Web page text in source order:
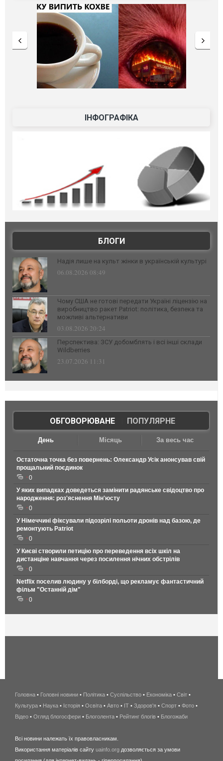
ІНФОГРАФІКА
БЛОГИ
Надія лише на культ жінки в українській культурі
06.08.2026 08:49
Чому США не готові передати Україні ліцензію на
виробництво ракет Patriot: політика, безпека та
можливі альтернативи
03.08.2026 20:24
Перспектива: ЗСУ добомблять і всі інші склади
Wildberries
23.07.2026 11:31
ОБГОВОРЮВАНЕ| ПОПУЛЯРНЕ
День Місяць За весь час
Остаточна точка без повернень: Олександр Усік анонсував свій
прощальний поєдинок
0
У яких випадках доведеться замінити радянське свідоцтво про
народження: роз'яснення Мін'юсту
0
У Німеччині фіксували підозрілі польоти дронів над базою, де
ремонтують Patriot
0
У Києві створили петицію про переведення всіх шкіл на
дистанціне навчання через посилення нічних обстрілів
0
Netflix поселив людину у білборді, що рекламує фантастичний
фільм "Останній дім"
0
беспроводной
интернет
киев
wimax
Головна • Головні новини • Політика • Суспільство • Економіка • Світ •
Культура • Наука • Історія • Освіта • Авто • IT • Здоров'я • Спорт • Фото •
Відео • Огляд блогосфери • Блоголента • Рейтинг блогів • Блогожаби
Всі новини належать їх правовласникам.
Використання матеріалів сайту uainfo.org дозволяється за умови